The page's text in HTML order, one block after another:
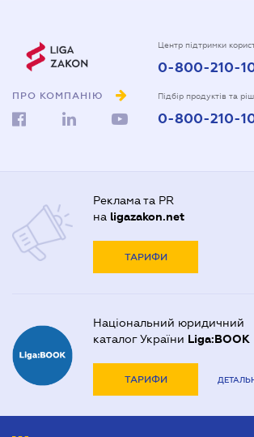
ПРО КОМПАНІЮ
Центр підтримки
0-800-210-
Підбір продуктів та
0-800-210-
Реклама та PR
на ligazakon.net
ТАРИФИ
Національний юридичний
каталог України Liga:BOOK
ТАРИФИ